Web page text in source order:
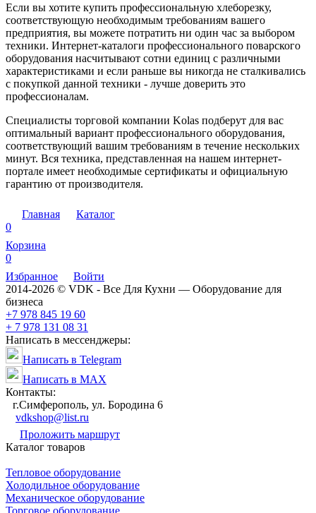
Если вы хотите купить профессиональную хлеборезку,
соответствующую необходимым требованиям вашего
предприятия, вы можете потратить ни один час за выбором
техники. Интернет-каталоги профессионального поварского
оборудования насчитывают сотни единиц с различными
характеристиками и если раньше вы никогда не сталкивались
с покупкой данной техники - лучше доверить это
профессионалам.
Специалисты торговой компании Kolas подберут для вас
оптимальный вариант профессионального оборудования,
соответствующий вашим требованиям в течение нескольких
минут. Вся техника, представленная на нашем интернет-
портале имеет необходимые сертификаты и официальную
гарантию от производителя.
Главная
Каталог
0
Корзина
0
Избранное
Войти
2014-2026 © VDK - Все Для Кухни — Оборудование для
бизнеса
+7 978 845 19 60
+ 7 978 131 08 31
Написать в мессенджеры:
Написать в Telegram
Написать в MAX
Контакты:
г.Симферополь, ул. Бородина 6
vdkshop@list.ru
Проложить маршрут
Каталог товаров
Тепловое оборудование
Холодильное оборудование
Механическое оборудование
Торговое оборудование